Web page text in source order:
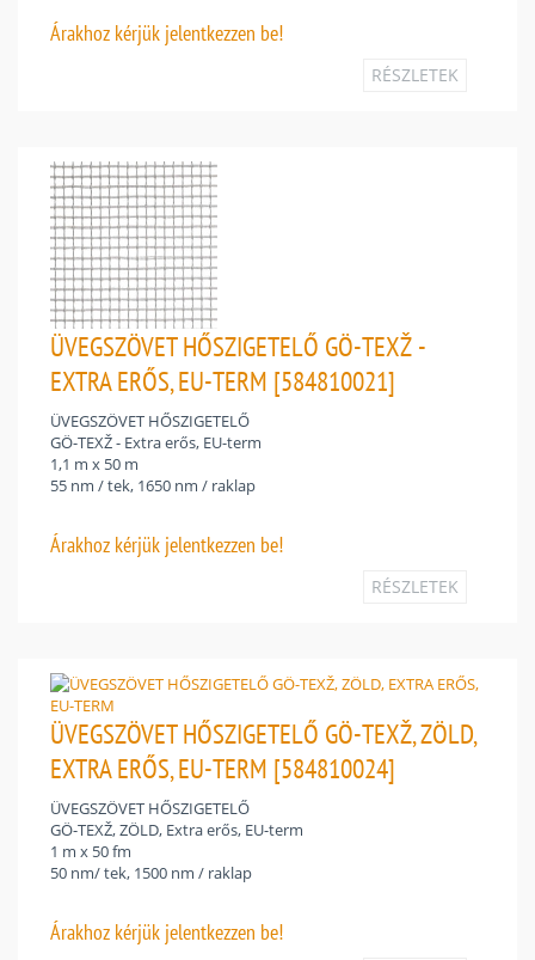
Árakhoz kérjük jelentkezzen be!
RÉSZLETEK
ÜVEGSZÖVET HŐSZIGETELŐ GÖ-TEXŽ -
EXTRA ERŐS, EU-TERM [584810021]
ÜVEGSZÖVET HŐSZIGETELŐ
GÖ-TEXŽ - Extra erős, EU-term
1,1 m x 50 m
55 nm / tek, 1650 nm / raklap
Árakhoz kérjük jelentkezzen be!
RÉSZLETEK
ÜVEGSZÖVET HŐSZIGETELŐ GÖ-TEXŽ, ZÖLD,
EXTRA ERŐS, EU-TERM [584810024]
ÜVEGSZÖVET HŐSZIGETELŐ
GÖ-TEXŽ, ZÖLD, Extra erős, EU-term
1 m x 50 fm
50 nm/ tek, 1500 nm / raklap
Árakhoz kérjük jelentkezzen be!